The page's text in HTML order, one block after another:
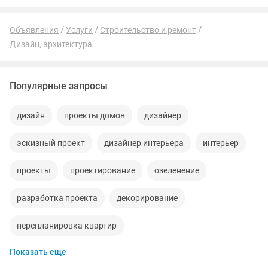
Объявления Услуги
Строительство и ремонт
Дизайн, архитектура
Популярные запросы
дизайн проекты домов дизайнер
эскизный проект дизайнер интерьера интерьер
проекты проектирование озеленение
разработка проекта декорирование
перепланировка квартир
художественная роспись стен
Показать еще